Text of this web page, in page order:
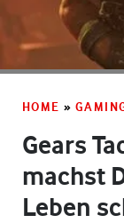
HOME »
Gears
machst
Leben